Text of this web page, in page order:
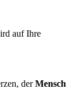
auf Ihre
derMensch